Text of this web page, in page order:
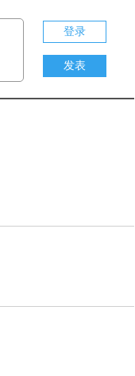
登录
发表